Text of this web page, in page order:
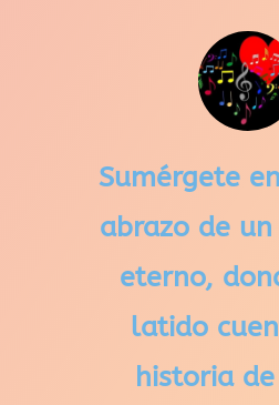
Sumérgete
abrazo de
eterno,
latido
historia